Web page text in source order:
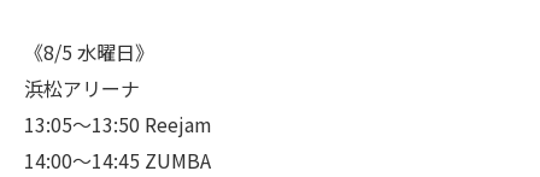
《8/5 水曜日》
浜松アリーナ
13:05〜13:50 Reejam
14:00〜14:45 ZUMBA